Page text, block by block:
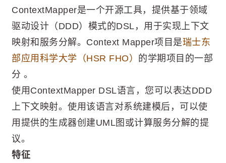
ContextMapper是一个开源工具，提供基于领域
驱动设计（DDD）模式的DSL，用于实现上下文
映射和服务分解。Context Mapper项目是瑞士东
部应用科学大学（HSR FHO） 的学期项目的一部
分 。
使用ContextMapper DSL语言，您可以表达DDD
上下文映射。使用该语言对系统建模后，可以使
用提供的生成器创建UML图或计算服务分解的提
议。
特征